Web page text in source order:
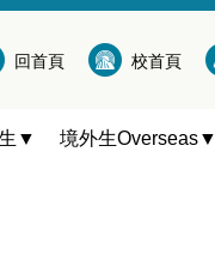
回首頁 校首頁
▼ 境外生Overseas▼